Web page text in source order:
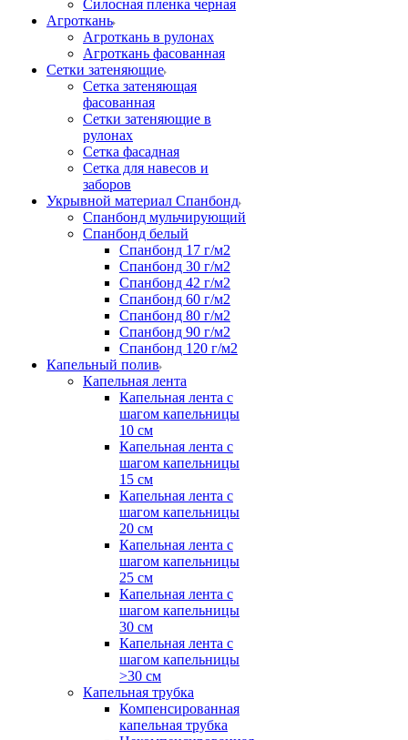
Силосная пленка черная
Агроткань
Агроткань в рулонах
Агроткань фасованная
Сетки затеняющие
Сетка затеняющая
фасованная
Сетки затеняющие в
рулонах
Сетка фасадная
Сетка для навесов и
заборов
Укрывной материал Спанбонд
Спанбонд мульчирующий
Спанбонд белый
Спанбонд 17 г/м2
Спанбонд 30 г/м2
Спанбонд 42 г/м2
Спанбонд 60 г/м2
Спанбонд 80 г/м2
Спанбонд 90 г/м2
Спанбонд 120 г/м2
Капельный полив
Капельная лента
Капельная лента с
шагом капельницы
10 см
Капельная лента с
шагом капельницы
15 см
Капельная лента с
шагом капельницы
20 см
Капельная лента с
шагом капельницы
25 см
Капельная лента с
шагом капельницы
30 см
Капельная лента с
шагом капельницы
>30 см
Капельная трубка
Компенсированная
капельная трубка